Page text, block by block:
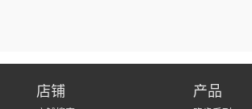
店铺 产品